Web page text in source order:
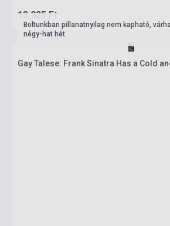
13 925 Ft
Boltunkban pillanatnyilag nem kapható,
négy-hat hét
Gay Talese: Frank Sinatra Has a Cold